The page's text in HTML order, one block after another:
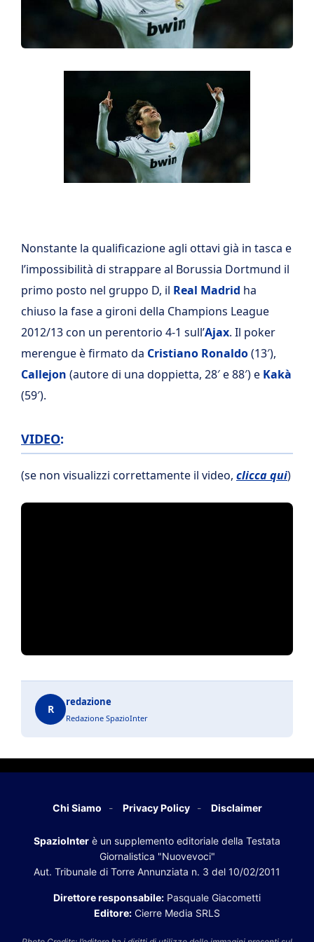
Nonstante la qualificazione agli ottavi già in tasca e
l’impossibilità di strappare al Borussia Dortmund il
primo posto nel gruppo D, il Real Madrid ha
chiuso la fase a gironi della Champions League
2012/13 con un perentorio 4-1 sull’Ajax. Il poker
merengue è firmato da Cristiano Ronaldo(13′),
Callejon (autore di una doppietta, 28′ e 88′) e Kakà
(59′).
VIDEO:
(se non visualizzi correttamente il video, clicca qui)
R
redazione
Redazione SpazioInter
Chi Siamo Privacy Policy Disclaimer
SpazioInter è un supplemento editoriale della Testata
Giornalistica "Nuovevoci"
Aut. Tribunale di Torre Annunziata n. 3 del 10/02/2011
Direttore responsabile: Pasquale Giacometti
Editore: Cierre Media SRLS